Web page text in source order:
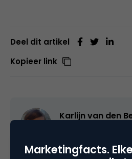
Deel dit artikel
Kopieer link
Karlijn van den
Karlijn van den Berg is
Marketingfacts.